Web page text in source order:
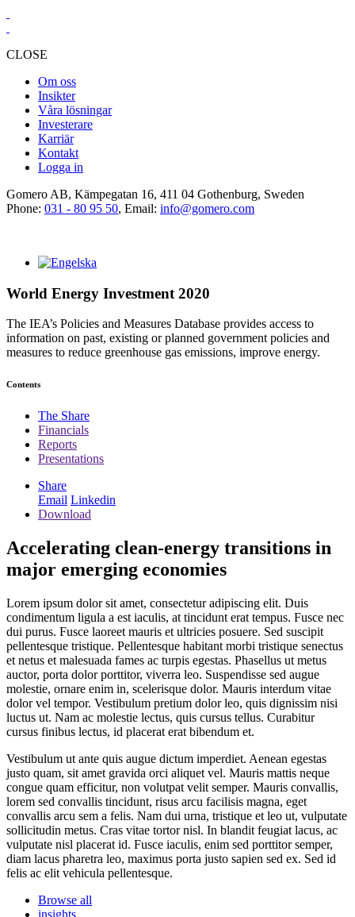
CLOSE
Om oss
Insikter
Våra lösningar
Investerare
Karriär
Kontakt
Logga in
Gomero AB, Kämpegatan 16, 411 04 Gothenburg, Sweden
Phone: 031 - 80 95 50, Email: info@gomero.com
World Energy Investment 2020
The IEA’s Policies and Measures Database provides access to
information on past, existing or planned government policies and
measures to reduce greenhouse gas emissions, improve energy.
Contents
The Share
Financials
Reports
Presentations
Share
Email Linkedin
Download
Accelerating clean-energy transitions in
major emerging economies
Lorem ipsum dolor sit amet, consectetur adipiscing elit. Duis
condimentum ligula a est iaculis, at tincidunt erat tempus. Fusce nec
dui purus. Fusce laoreet mauris et ultricies posuere. Sed suscipit
pellentesque tristique. Pellentesque habitant morbi tristique senectus
et netus et malesuada fames ac turpis egestas. Phasellus ut metus
auctor, porta dolor porttitor, viverra leo. Suspendisse sed augue
molestie, ornare enim in, scelerisque dolor. Mauris interdum vitae
dolor vel tempor. Vestibulum pretium dolor leo, quis dignissim nisi
luctus ut. Nam ac molestie lectus, quis cursus tellus. Curabitur
cursus finibus lectus, id placerat erat bibendum et.
Vestibulum ut ante quis augue dictum imperdiet. Aenean egestas
justo quam, sit amet gravida orci aliquet vel. Mauris mattis neque
congue quam efficitur, non volutpat velit semper. Mauris convallis,
lorem sed convallis tincidunt, risus arcu facilisis magna, eget
convallis arcu sem a felis. Nam dui urna, tristique et leo ut, vulputate
sollicitudin metus. Cras vitae tortor nisl. In blandit feugiat lacus, ac
vulputate nisl placerat id. Fusce iaculis, enim sed porttitor semper,
diam lacus pharetra leo, maximus porta justo sapien sed ex. Sed id
felis ac elit vehicula pellentesque.
Browse all